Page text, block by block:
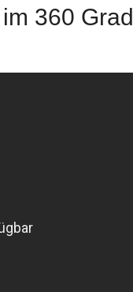
360 Grad